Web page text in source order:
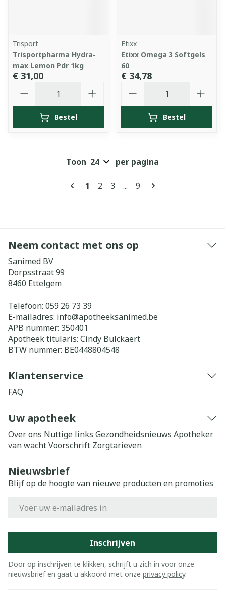
Trisport
Trisportpharma Hydra-
max Lemon Pdr 1kg
€ 31,00
Bestel
Etixx
Etixx Omega 3 Softgels
60
€ 34,78
Bestel
Pagina's
U lees momenteel pagina
1 Pagina
2 Pagina
3 ... Pagina
9
Toon per pagina
Neem contact met ons op
Sanimed BV
Dorpsstraat 99
8460 Ettelgem
Telefoon: 059 26 73 39
E-mailadres: info@apotheeksanimed.be
APB nummer: 350401
Apotheek titularis: Cindy Bulckaert
BTW nummer: BE0448804548
Klantenservice
FAQ
Uw apotheek
Over ons Nuttige links Gezondheidsnieuws Apotheker
van wachtVoorschrift Zorgtarieven
Nieuwsbrief
Blijf op de hoogte van nieuwe producten en promoties
Inschrijven
Door op inschrijven te klikken, schrijft u zich in voor onze
nieuwsbrief en gaat u akkoord met onze privacy policy.